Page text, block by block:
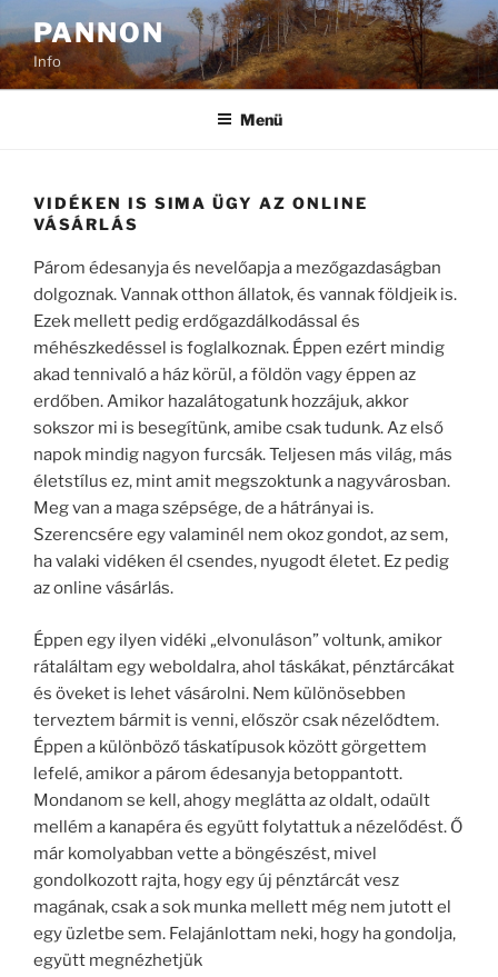
PANNON
Info
Menü
VIDÉKEN IS SIMA ÜGY AZ ONLINE
VÁSÁRLÁS
Párom édesanyja és nevelőapja a mezőgazdaságban
dolgoznak. Vannak otthon állatok, és vannak földjeik is.
Ezek mellett pedig erdőgazdálkodással és
méhészkedéssel is foglalkoznak. Éppen ezért mindig
akad tennivaló a ház körül, a földön vagy éppen az
erdőben. Amikor hazalátogatunk hozzájuk, akkor
sokszor mi is besegítünk, amibe csak tudunk. Az első
napok mindig nagyon furcsák. Teljesen más világ, más
életstílus ez, mint amit megszoktunk a nagyvárosban.
Meg van a maga szépsége, de a hátrányai is.
Szerencsére egy valaminél nem okoz gondot, az sem,
ha valaki vidéken él csendes, nyugodt életet. Ez pedig
az online vásárlás.
Éppen egy ilyen vidéki „elvonuláson” voltunk, amikor
rátaláltam egy weboldalra, ahol táskákat, pénztárcákat
és öveket is lehet vásárolni. Nem különösebben
terveztem bármit is venni, először csak nézelődtem.
Éppen a különböző táskatípusok között görgettem
lefelé, amikor a párom édesanyja betoppantott.
Mondanom se kell, ahogy meglátta az oldalt, odaült
mellém a kanapéra és együtt folytattuk a nézelődést. Ő
már komolyabban vette a böngészést, mivel
gondolkozott rajta, hogy egy új pénztárcát vesz
magának, csak a sok munka mellett még nem jutott el
egy üzletbe sem. Felajánlottam neki, hogy ha gondolja,
együtt megnézhetjük